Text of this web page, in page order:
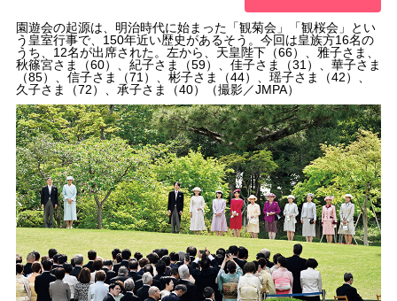
園遊会の起源は、明治時代に始まった「観菊会」「観桜会」とい
う皇室行事で、150年近い歴史があるそう。今回は皇族方16名の
うち、12名が出席された。左から、天皇陛下（66）、雅子さま、
秋篠宮さま（60）、紀子さま（59）、佳子さま（31）、華子さま
（85）、信子さま（71）、彬子さま（44）、瑶子さま（42）、
久子さま（72）、承子さま（40）（撮影／JMPA）